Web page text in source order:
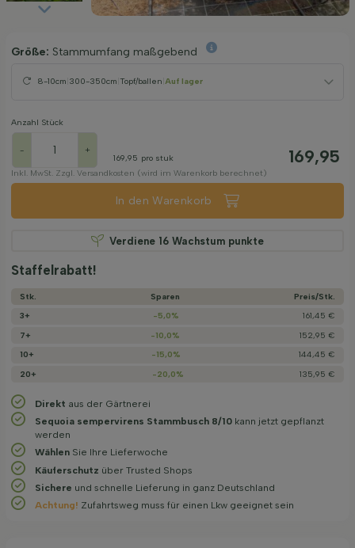
Größe: Stammumfang maßgebend
8-10cm 300-350cm Topf/ballen Auf lager
Anzahl Stück
- +
169,95 pro stuk 169,95
Inkl. MwSt. Zzgl. Versandkosten (wird im Warenkorb berechnet)
In den Warenkorb
Verdiene 16Wachstum punkte
Staffelrabatt!
Stk. Sparen
Preis/­Stk.
3+
-5,0%
161,45 €
7+
-10,0%
152,95 €
10+
-15,0%
144,45 €
20+
-20,0% 135,95 €
Direkt aus der Gärtnerei
Sequoia sempervirens Stammbusch 8/10 kann jetzt gepflanzt
werden
Wählen Sie Ihre Lieferwoche
Käuferschutz über Trusted Shops
Sichere und schnelle Lieferung in ganz Deutschland
Achtung! Zufahrtsweg muss für einen Lkw geeignet sein